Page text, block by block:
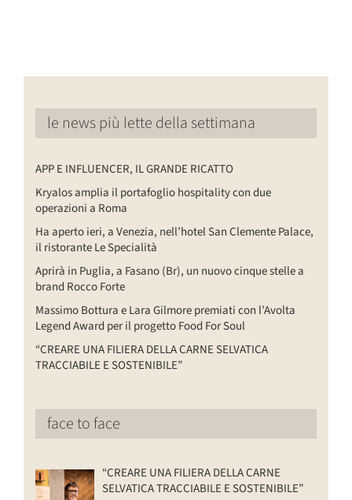
le news più lette della settimana
APP E INFLUENCER, IL GRANDE RICATTO
Kryalos amplia il portafoglio hospitality con due
operazioni a Roma
Ha aperto ieri, a Venezia, nell’hotel San Clemente Palace,
il ristorante Le Specialità
Aprirà in Puglia, a Fasano (Br), un nuovo cinque stelle a
brand Rocco Forte
Massimo Bottura e Lara Gilmore premiati con l’Avolta
Legend Award per il progetto Food For Soul
“CREARE UNA FILIERA DELLA CARNE SELVATICA
TRACCIABILE E SOSTENIBILE”
face to face
“CREARE UNA FILIERA DELLA CARNE
SELVATICA TRACCIABILE E SOSTENIBILE”